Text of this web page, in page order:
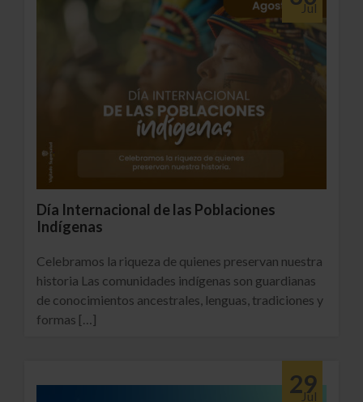
VerJul
Día Internacional de las Poblaciones
Indígenas
Celebramos la riqueza de quienes preservan nuestra
historia Las comunidades indígenas son guardianas
de conocimientos ancestrales, lenguas, tradiciones y
formas […]
29
Jul